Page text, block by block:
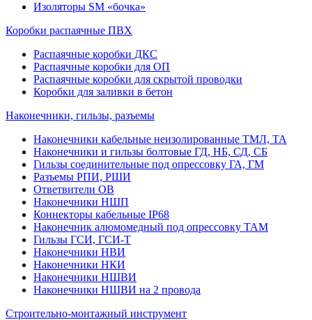
Изоляторы SM «бочка»
Коробки распаячные ПВХ
Распаячные коробки ДКС
Распаячные коробки для ОП
Распаячные коробки для скрытой проводки
Коробки для заливки в бетон
Наконечники, гильзы, разъемы
Наконечники кабельные неизолированные ТМЛ, ТА
Наконечники и гильзы болтовые ГД, НБ, СД, СБ
Гильзы соединительные под опрессовку ГА, ГМ
Разъемы РПИ, РШИ
Ответвители ОВ
Наконечники НШП
Коннекторы кабельные IP68
Наконечник алюмомедный под опрессовку ТАМ
Гильзы ГСИ, ГСИ-Т
Наконечники НВИ
Наконечники НКИ
Наконечники НШВИ
Наконечники НШВИ на 2 провода
Строительно-монтажный инструмент